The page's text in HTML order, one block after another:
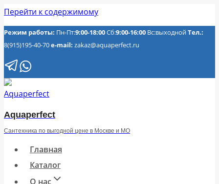
Перейти к содержимому
Режим работы: Пн-Пт:9:00-18:00Сб:9:00-16:00 Вс:выходнойТел.:
8(915)195-40-70e-mail: zakaz@aquaperfect.ru
Aquaperfect
Сантехника по выгодной цене в Москве и МО
Главная
Каталог
О нас